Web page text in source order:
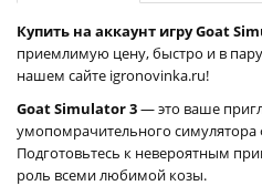
Купить на аккаунт игру Goat
приемлимую цену, быстро и в
нашем сайте igronovinka.ru!
Goat Simulator 3— это ваше
умопомрачительного
Подготовьтесь к невероятным
роль всеми любимой козы.